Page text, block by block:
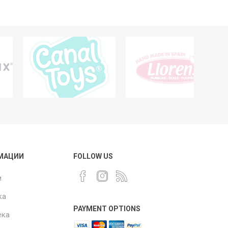
FOLLOW US
PAYMENT OPTIONS